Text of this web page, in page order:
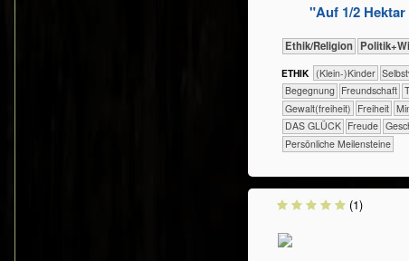
"Auf 1/2
​​​​​​​​​​Ethik/​Religion
ETHIK (Klein-)Kinder
​​​​​​​​​​​​Begegnung ​​​​​​​​​​​​Freundschaft
​​​​Gewalt(freiheit) ​​​Freiheit
DAS GLÜCK Freude
Persönliche Meilensteine
(1)